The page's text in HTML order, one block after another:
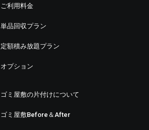
ご利用料金
単品回収プラン
定額積み放題プラン
オプション
ゴミ屋敷の片付けについて
ゴミ屋敷Before＆After